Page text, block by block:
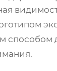
способом